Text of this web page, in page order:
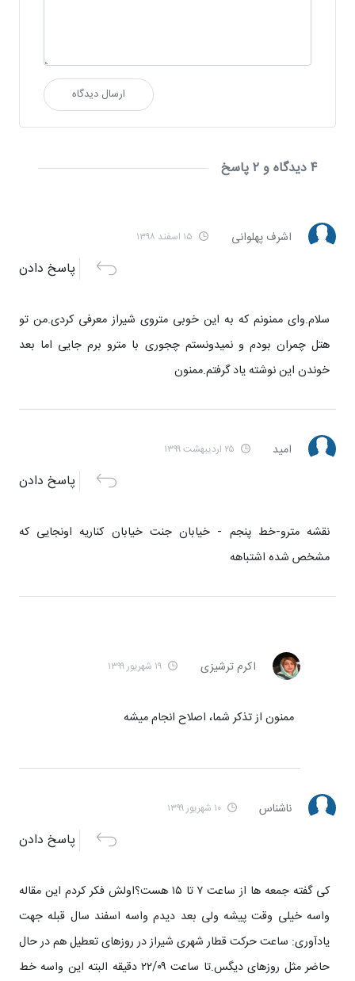
ارسال دیدگاه
۴ دیدگاه و ۲ پاسخ
اشرف پهلوانی ۱۵ اسفند ۱۳۹۸
پاسخ دادن
سلام.وای ممنونم که به این خوبی متروی شیراز معرفی کردی.من تو
هتل چمران بودم و نمیدونستم چجوری با مترو برم جایی اما بعد
خوندن این نوشته یاد گرفتم.ممنون
امید ۲۵ اردیبهشت ۱۳۹۹
پاسخ دادن
نقشه مترو-خط پنجم - خیابان جنت خیابان کناریه اونجایی که
مشخص شده اشتباهه
اکرم ترشیزی ۱۹ شهریور ۱۳۹۹
ممنون از تذکر شما، اصلاح انجام میشه
ناشناس ۱۰ شهریور ۱۳۹۹
پاسخ دادن
کی گفته جمعه ها از ساعت ۷ تا ۱۵ هست؟اولش فکر کردم این مقاله
واسه خیلی وقت پیشه ولی بعد دیدم واسه اسفند سال قبله جهت
یادآوری: ساعت حرکت قطار شهری شیراز در روزهای تعطیل هم در حال
حاضر مثل روزهای دیگس.تا ساعت ۲۲/۰۹ دقیقه البته این واسه خط